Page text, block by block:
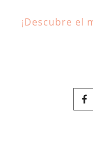
¡Descubre el